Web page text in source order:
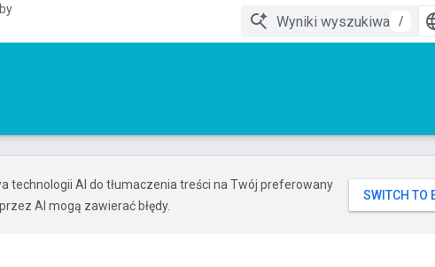
/
technologii AI do tłumaczenia treści na Twój preferowany
AI mogą zawierać błędy.